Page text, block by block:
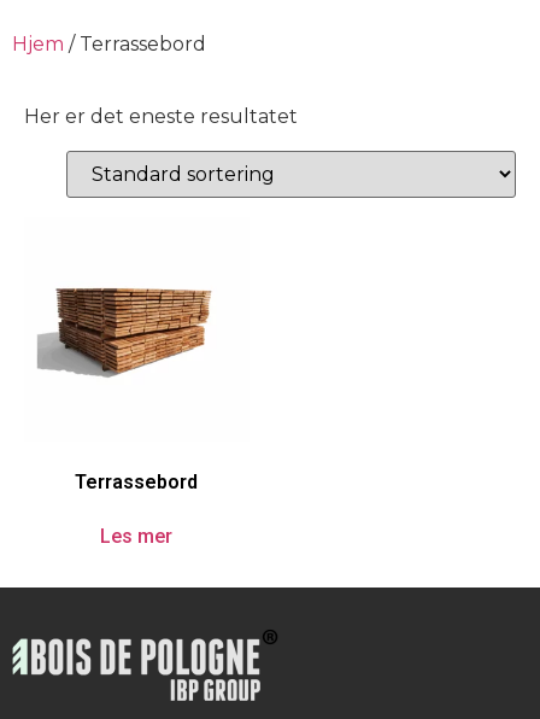
Hjem / Terrassebord
Her er det eneste resultatet
Terrassebord
Les mer